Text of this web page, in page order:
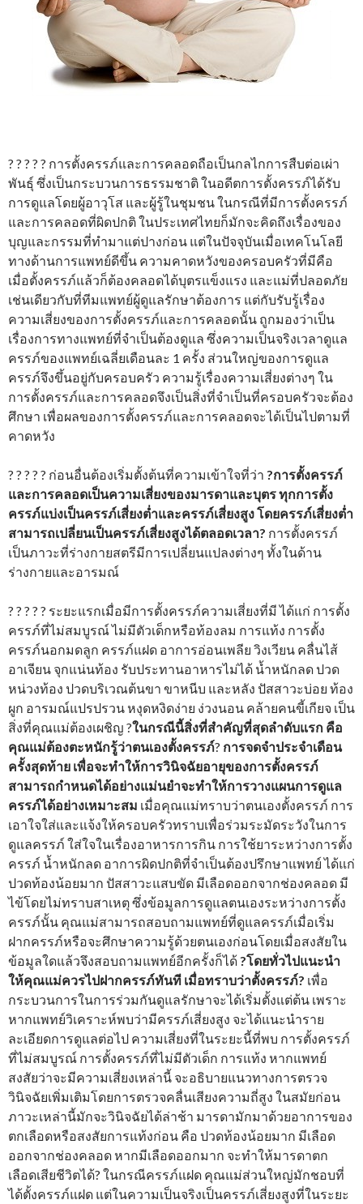
? ? ? ? ? การตั้งครรภ์และการคลอดถือเป็นกลไกการสืบต่อเผ่า
พันธุ์ ซึ่งเป็นกระบวนการธรรมชาติ ในอดีตการตั้งครรภ์ได้รับ
การดูแลโดยผู้อาวุโส และผู้รู้ในชุมชน ในกรณีที่มีการตั้งครรภ์
และการคลอดที่ผิดปกติ ในประเทศไทยก็มักจะคิดถึงเรื่องของ
บุญและกรรมที่ทำมาแต่ปางก่อน แต่ในปัจจุบันเมื่อเทคโนโลยี
ทางด้านการแพทย์ดีขึ้น ความคาดหวังของครอบครัวที่มีคือ
เมื่อตั้งครรภ์แล้วก็ต้องคลอดได้บุตรแข็งแรง และแม่ที่ปลอดภัย
เช่นเดียวกับที่ทีมแพทย์ผู้ดูแลรักษาต้องการ แต่กับรับรู้เรื่อง
ความเสี่ยงของการตั้งครรภ์และการคลอดนั้น ถูกมองว่าเป็น
เรื่องการทางแพทย์ที่จำเป็นต้องดูแล ซึ่งความเป็นจริงเวลาดูแล
ครรภ์ของแพทย์เฉลี่ยเดือนละ 1 ครั้ง ส่วนใหญ่ของการดูแล
ครรภ์จึงขึ้นอยู่กับครอบครัว ความรู้เรื่องความเสี่ยงต่างๆ ใน
การตั้งครรภ์และการคลอดจึงเป็นสิ่งที่จำเป็นที่ครอบครัวจะต้อง
ศึกษา เพื่อผลของการตั้งครรภ์และการคลอดจะได้เป็นไปตามที่
คาดหวัง
? ? ? ? ? ก่อนอื่นต้องเริ่มตั้งต้นที่ความเข้าใจที่ว่า ?การตั้งครรภ์
และการคลอดเป็นความเสี่ยงของมารดาและบุตรทุกการตั้ง
ครรภ์แบ่งเป็นครรภ์เสี่ยงต่ำและครรภ์เสี่ยงสูง โดยครรภ์เสี่ยงต่ำ
สามารถเปลี่ยนเป็นครรภ์เสี่ยงสูงได้ตลอดเวลา? การตั้งครรภ์
เป็นภาวะที่ร่างกายสตรีมีการเปลี่ยนแปลงต่างๆ ทั้งในด้าน
ร่างกายและอารมณ์
? ? ? ? ? ระยะแรกเมื่อมีการตั้งครรภ์ความเสี่ยงที่มี ได้แก่ การตั้ง
ครรภ์ที่ไม่สมบูรณ์ ไม่มีตัวเด็กหรือท้องลม การแท้ง การตั้ง
ครรภ์นอกมดลูก ครรภ์แฝด อาการอ่อนเพลีย วิงเวียน คลื่นไส้
อาเจียน จุกแน่นท้อง รับประทานอาหารไม่ได้ น้ำหนักลด ปวด
หน่วงท้อง ปวดบริเวณต้นขา ขาหนีบ และหลัง ปัสสาวะบ่อย ท้อง
ผูก อารมณ์แปรปรวน หงุดหงิดง่าย ง่วงนอน คล้ายคนขี้เกียจ เป็น
สิ่งที่คุณแม่ต้องเผชิญ ?ในกรณีนี้สิ่งที่สำคัญที่สุดลำดับแรก คือ
คุณแม่ต้องตะหนักรู้ว่าตนเองตั้งครรภ์? การจดจำประจำเดือน
ครั้งสุดท้าย เพื่อจะทำให้การวินิจฉัยอายุของการตั้งครรภ์
สามารถกำหนดได้อย่างแม่นยำจะทำให้การวางแผนการดูแล
ครรภ์ได้อย่างเหมาะสม เมื่อคุณแม่ทราบว่าตนเองตั้งครรภ์ การ
เอาใจใส่และแจ้งให้ครอบครัวทราบเพื่อร่วมระมัดระวังในการ
ดูแลครรภ์ ใส่ใจในเรื่องอาหารการกิน การใช้ยาระหว่างการตั้ง
ครรภ์ น้ำหนักลด อาการผิดปกติที่จำเป็นต้องปรึกษาแพทย์ ได้แก่
ปวดท้องน้อยมาก ปัสสาวะแสบขัด มีเลือดออกจากช่องคลอด มี
ไข้โดยไม่ทราบสาเหตุ ซึ่งข้อมูลการดูแลตนเองระหว่างการตั้ง
ครรภ์นั้น คุณแม่สามารถสอบถามแพทย์ที่ดูแลครรภ์เมื่อเริ่ม
ฝากครรภ์หรือจะศึกษาความรู้ด้วยตนเองก่อนโดยเมื่อสงสัยใน
ข้อมูลใดแล้วจึงสอบถามแพทย์อีกครั้งก็ได้ ?โดยทั่วไปแนะนำ
ให้คุณแม่ควรไปฝากครรภ์ทันที เมื่อทราบว่าตั้งครรภ์? เพื่อ
กระบวนการในการร่วมกันดูแลรักษาจะได้เริ่มตั้งแต่ต้น เพราะ
หากแพทย์วิเคราะห์พบว่ามีครรภ์เสี่ยงสูง จะได้แนะนำราย
ละเอียดการดูแลต่อไป ความเสี่ยงที่ในระยะนี้ที่พบ การตั้งครรภ์
ที่ไม่สมบูรณ์ การตั้งครรภ์ที่ไม่มีตัวเด็ก การแท้ง หากแพทย์
สงสัยว่าจะมีความเสี่ยงเหล่านี้ จะอธิบายแนวทางการตรวจ
วินิจฉัยเพิ่มเติมโดยการตรวจคลื่นเสียงความถี่สูง ในสมัยก่อน
ภาวะเหล่านี้มักจะวินิจฉัยได้ล่าช้า มารดามักมาด้วยอาการของ
ตกเลือดหรือสงสัยการแท้งก่อน คือ ปวดท้องน้อยมาก มีเลือด
ออกจากช่องคลอด หากมีเลือดออกมาก จะทำให้มารดาตก
เลือดเสียชีวิตได้? ในกรณีครรภ์แฝด คุณแม่ส่วนใหญ่มักชอบที่
ได้ตั้งครรภ์แฝด แต่ในความเป็นจริงเป็นครรภ์เสี่ยงสูงที่ในระยะ